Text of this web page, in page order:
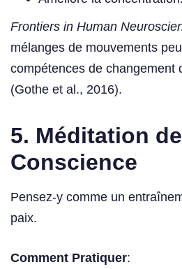
Frontiers in Human
mélanges de mouvements
compétences de changement
(Gothe et al., 2016).
5. Méditation
Conscience
Pensez-y comme un
paix.
Comment Pratiquer: